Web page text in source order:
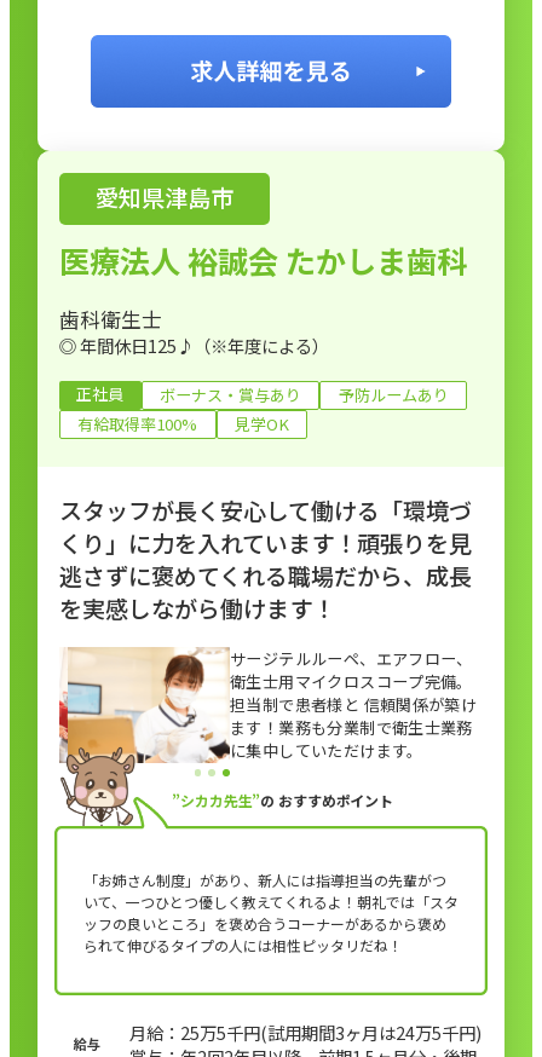
愛知県津島市
医療法人 裕誠会 たかしま歯科
歯科衛生士
◎ 年間休日125♪（※年度による）
正社員 ボーナス・賞与あり
予防ルームあり
有給取得率100%
見学OK
スタッフが長く安心して働ける「環境づ
くり」に力を入れています！頑張りを見
逃さずに褒めてくれる職場だから、成長
を実感しながら働けます！
サージテルルーペ、エアフロー、
衛生士用マイクロスコープ完備。
担当制で患者様と 信頼関係が築け
ます！業務も分業制で衛生士業務
に集中していただけます。
”シカカ先生”の おすすめポイント
「お姉さん制度」があり、新人には指導担当の先輩がつ
いて、一つひとつ優しく教えてくれるよ！朝礼では「スタ
ッフの良いところ」を褒め合うコーナーがあるから褒め
られて伸びるタイプの人には相性ピッタリだね！
月給：25万5千円(試用期間3ヶ月は24万5千円)